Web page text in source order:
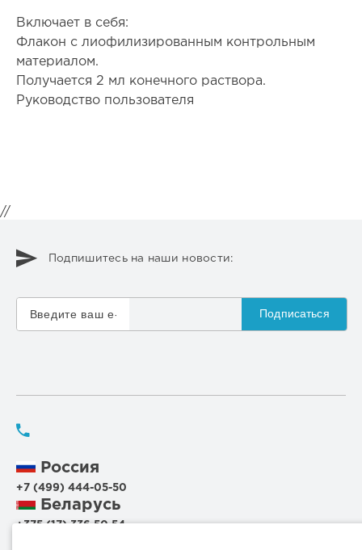
Включает в себя:
Флакон с лиофилизированным контрольным
материалом.
Получается 2 мл конечного раствора.
Руководство пользователя
//
Подпишитесь на наши новости:
Подписаться
Россия
+7 (499) 444-05-50
Беларусь
+375 (17) 336 50 54